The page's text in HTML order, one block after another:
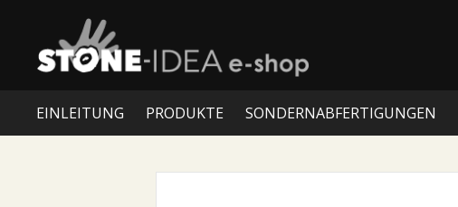
EINLEITUNG PRODUKTE SONDERNABFERTIGUNGEN